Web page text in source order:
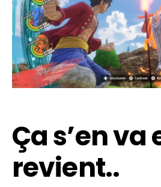
Ça s’en va
revient..